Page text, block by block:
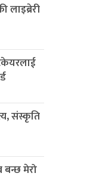
लाइब्रेरी
संस्कृति
बन्छ मेरो